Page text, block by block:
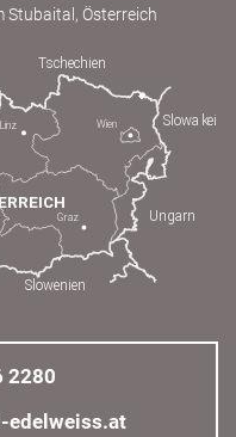
Stubaital, Österreich
2280
edelweiss.at